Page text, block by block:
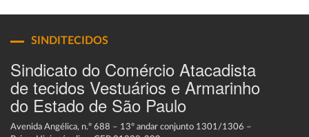
SINDITECIDOS
Sindicato do Comércio Atacadista
de tecidos Vestuários e Armarinho
do Estado de São Paulo
Avenida Angélica, n.º 688 – 13º andar conjunto 1301/1306 –